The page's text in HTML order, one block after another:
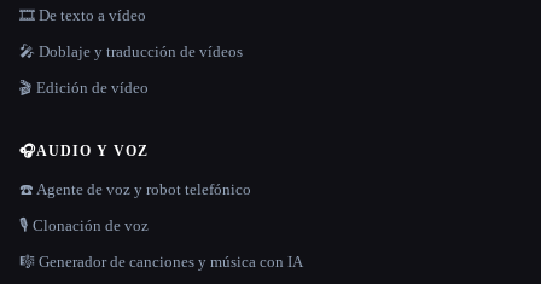
🎞️ De texto a vídeo
🎤 Doblaje y traducción de vídeos
🎬 Edición de vídeo
🎧AUDIO Y VOZ
☎️ Agente de voz y robot telefónico
🎙️ Clonación de voz
🎼 Generador de canciones y música con IA